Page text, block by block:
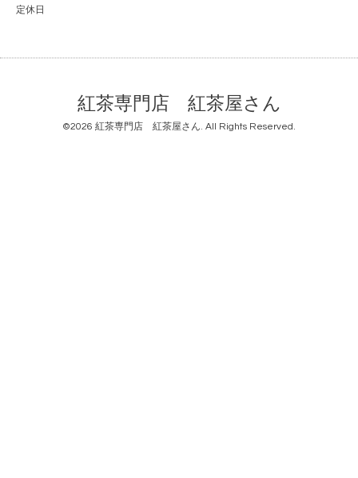
定休日
紅茶専門店 紅茶屋さん
©2026 紅茶専門店 紅茶屋さん. All Rights Reserved.